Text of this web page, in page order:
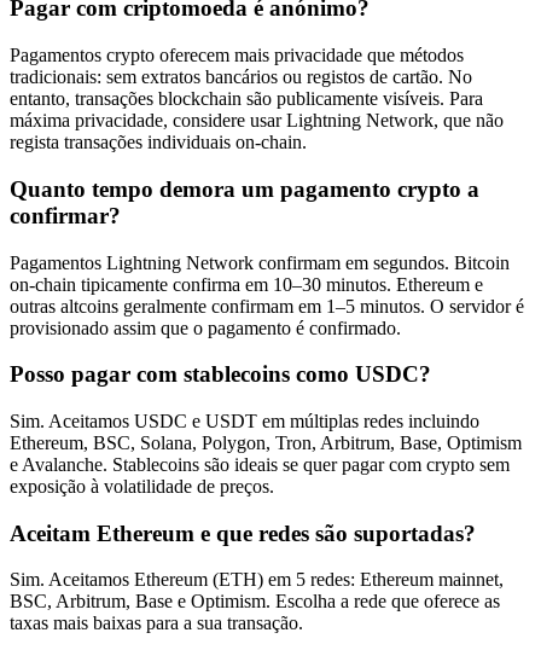
Pagar com criptomoeda é anónimo?
Pagamentos crypto oferecem mais privacidade que métodos
tradicionais: sem extratos bancários ou registos de cartão. No
entanto, transações blockchain são publicamente visíveis. Para
máxima privacidade, considere usar Lightning Network, que não
regista transações individuais on-chain.
Quanto tempo demora um pagamento crypto a
confirmar?
Pagamentos Lightning Network confirmam em segundos. Bitcoin
on-chain tipicamente confirma em 10–30 minutos. Ethereum e
outras altcoins geralmente confirmam em 1–5 minutos. O servidor é
provisionado assim que o pagamento é confirmado.
Posso pagar com stablecoins como USDC?
Sim. Aceitamos USDC e USDT em múltiplas redes incluindo
Ethereum, BSC, Solana, Polygon, Tron, Arbitrum, Base, Optimism
e Avalanche. Stablecoins são ideais se quer pagar com crypto sem
exposição à volatilidade de preços.
Aceitam Ethereum e que redes são suportadas?
Sim. Aceitamos Ethereum (ETH) em 5 redes: Ethereum mainnet,
BSC, Arbitrum, Base e Optimism. Escolha a rede que oferece as
taxas mais baixas para a sua transação.